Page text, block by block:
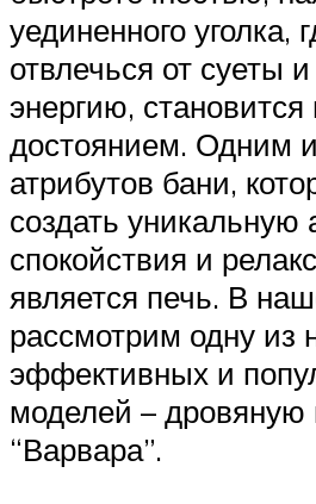
уединенного уголка,
отвлечься от суеты
энергию,
достоянием. Одним
атрибутов бани,
создать уникальную
спокойствия и
является печь. В
рассмотрим одну из
эффективных и
моделей – дровяную
“Варвара”.